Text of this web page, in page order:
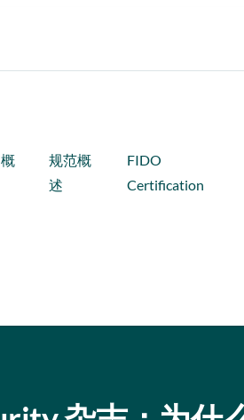
规范概
述
FIDO
Certification